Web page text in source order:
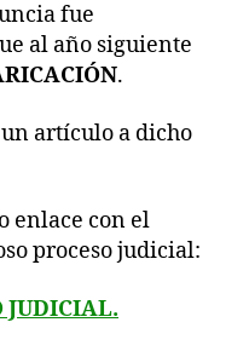
fue
al año siguiente
.
artículo a dicho
enlace con el
proceso judicial:
JUDICIAL.